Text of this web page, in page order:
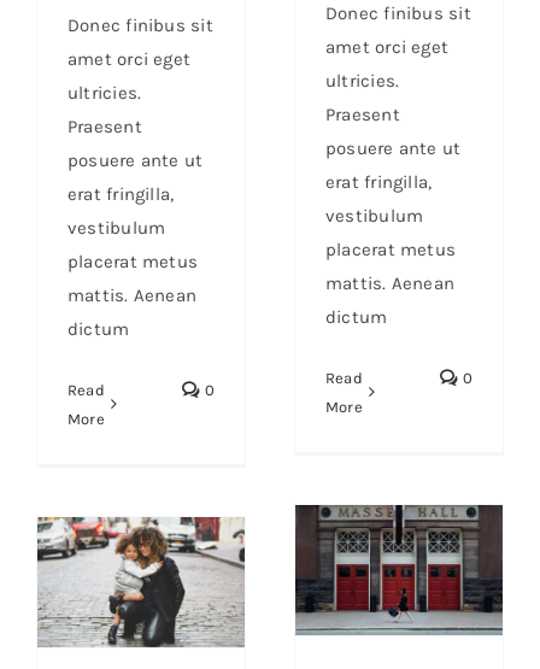
Donec finibus sit
amet orci eget
ultricies.
Praesent
posuere ante ut
erat fringilla,
vestibulum
placerat metus
mattis. Aenean
dictum
Read
More
0
Donec finibus sit
amet orci eget
ultricies.
Praesent
posuere ante ut
erat fringilla,
vestibulum
placerat metus
mattis. Aenean
dictum
Read
More
0